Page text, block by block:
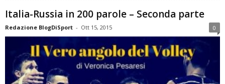
Italia-Russia in 200 parole – Seconda parte
Redazione BlogDiSport - Ott 15, 2015 0